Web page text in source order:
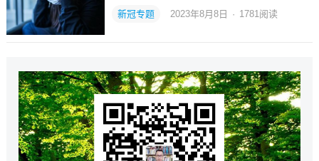
新冠专题 2023年8月8日 · 1781 阅读